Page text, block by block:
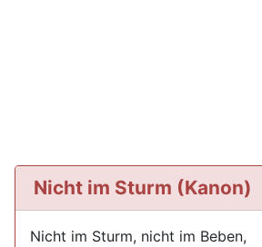
Nicht im Sturm (Kanon)
Nicht im Sturm, nicht im Beben,